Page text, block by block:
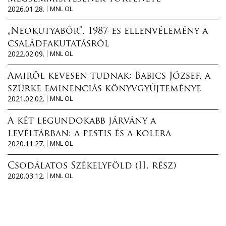
2026.01.28.
MNL OL
„Neokutyabőr”. 1987-es ellenvélemény a
családfakutatásról
2022.02.09.
MNL OL
Amiről kevesen tudnak: Babics József, a
szürke eminenciás könyvgyűjteménye
2021.02.02.
MNL OL
A két legundokabb járvány a
levéltárban: a pestis és a kolera
2020.11.27.
MNL OL
Csodálatos Székelyföld (II. rész)
2020.03.12.
MNL OL